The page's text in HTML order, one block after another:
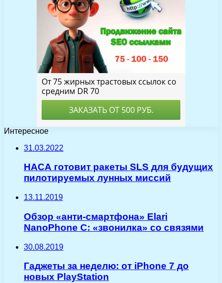
Интересное
31.03.2022
НАСА готовит ракеты SLS для будущих
пилотируемых лунных миссий
13.11.2019
Обзор «анти-смартфона» Elari
NanoPhone C: «звонилка» со связями
30.08.2019
Гаджеты за неделю: от iPhone 7 до
новых PlayStation